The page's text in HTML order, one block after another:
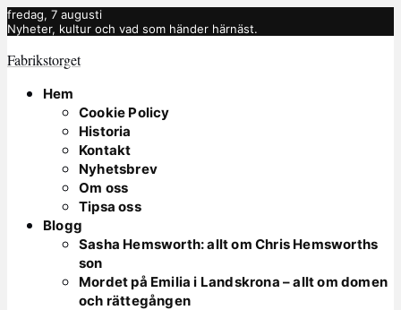
fredag, 7 augusti
Nyheter, kultur och vad som händer härnäst.
Fabrikstorget
Hem
Cookie Policy
Historia
Kontakt
Nyhetsbrev
Om oss
Tipsa oss
Blogg
Sasha Hemsworth: allt om Chris Hemsworths
son
Mordet på Emilia i Landskrona – allt om domen
och rättegången